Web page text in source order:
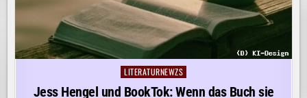
Posted
in
LITERATURNEWZS
Jess Hengel und BookTok: Wenn das Buch sie